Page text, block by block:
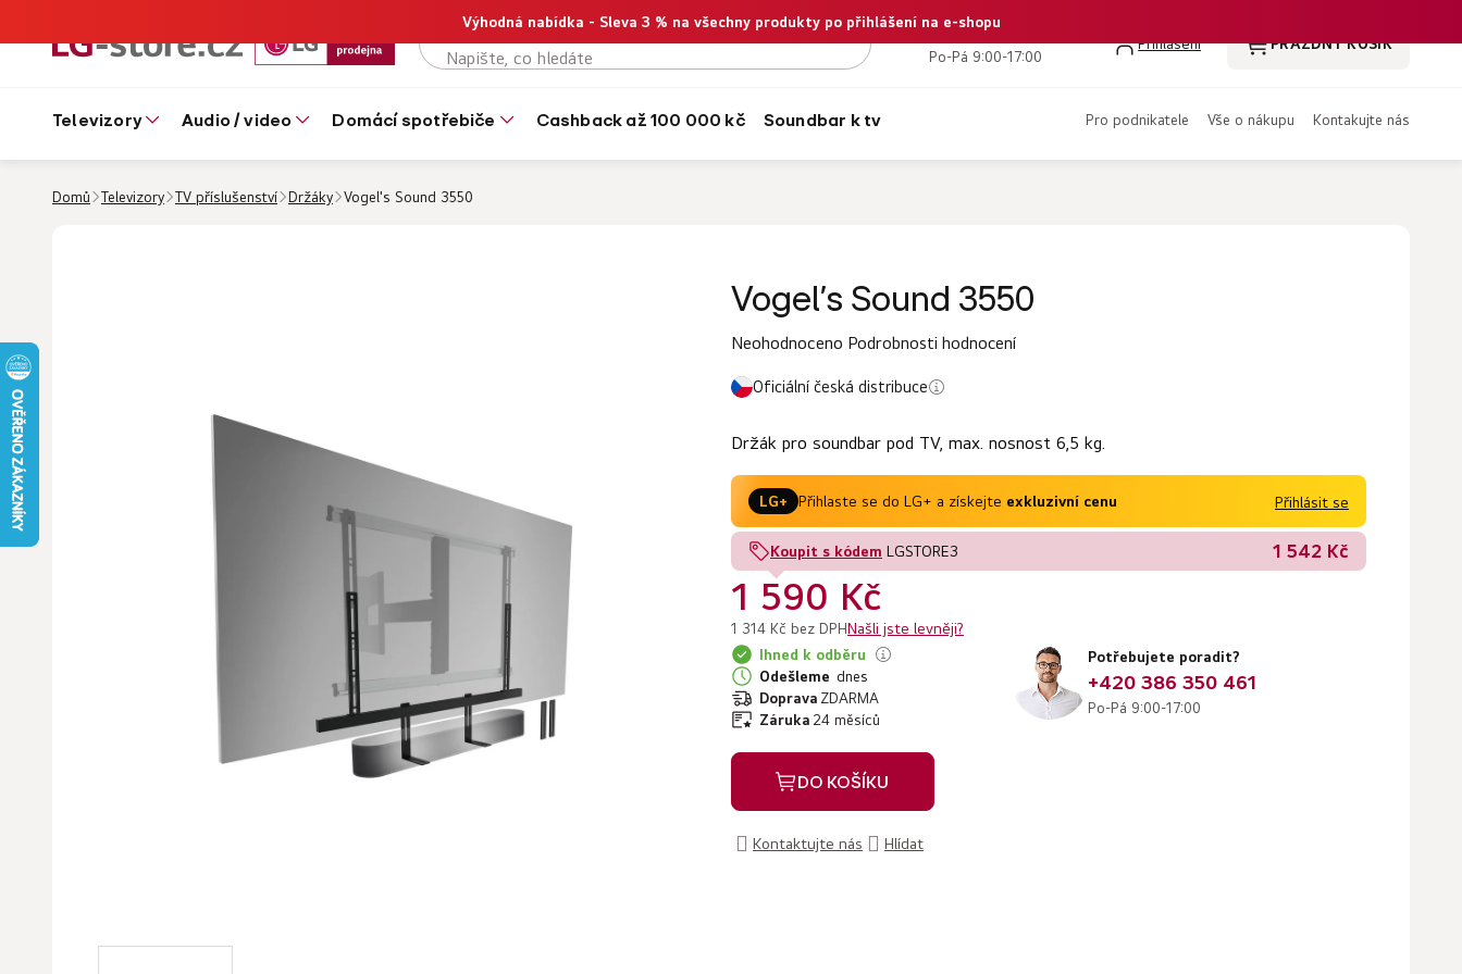
Výhodná nabídka - Sleva 3 % na všechny produkty po přihlášení na e-shopu+420 386 350 461
Po-Pá 9:00-17:00
Přihlášení
NÁKUPNÍ
PRÁZDNÝ KOŠÍK
televizory audio / video domácí spotřebiče cashback až 100 000 kč soundbar k tv pro podnikatele vše o nákupu kontakujte nás
Domů Televizory TV příslušenství Držáky Vogel's Sound 3550
Vogel's Sound 3550
Průměrné
produktu
z
5
hvězdiček.
Neohodnoceno Podrobnosti hodnocení
Oficiální česká distribuce
Držák pro soundbar pod TV, max. nosnost 6,5 kg.
LG+ Přihlaste se do LG+ a získejte exkluzivní cenu Přihlásit se
Koupit s kódem LGSTORE3 1 542 Kč
1 590 Kč
1 314 Kč bez DPHNašli jste levněji?
Ihned k odběru
Odešleme dnes
Doprava ZDARMA
Záruka 24 měsíců
Potřebujete poradit?
+420 386 350 461
Po-Pá 9:00-17:00
DO KOŠÍKU
Kontaktujte nás Hlídat